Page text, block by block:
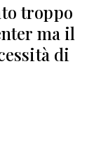
troppo
ma il
di